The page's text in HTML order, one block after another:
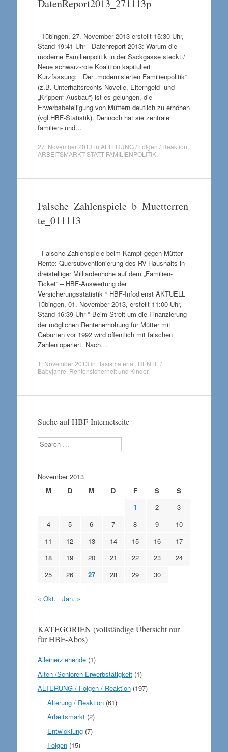
DatenReport2013_271113p
Tübingen, 27. November 2013 erstellt 15:30 Uhr,
Stand 19:41 Uhr Datenreport 2013: Warum die
moderne Familienpolitik in der Sackgasse steckt /
Neue schwarz-rote Koalition kapituliert
Kurzfassung: Der „modernisierten Familienpolitik“
(z.B. Unterhaltsrechts-Novelle, Elterngeld- und
„Krippen“-Ausbau“) ist es gelungen, die
Erwerbsbeteiligung von Müttern deutlich zu erhöhen
(vgl.HBF-Statistik). Dennoch hat sie zentrale
familien- und…
27. November 2013 in ALTERUNG / Folgen / Reaktion
ARBEITSMARKT STATT FAMILIENPOLITIK.
Falsche_Zahlenspiele_b_Muetterren
te_011113
Falsche Zahlenspiele beim Kampf gegen Mütter-
Rente: Quersubventionierung des RV-Haushalts in
dreistelliger Milliardenhöhe auf dem „Familien-
Ticket“ – HBF-Auswertung der
Versicherungsstatistik ° HBF-Infodienst AKTUELL
Tübingen, 01. November 2013, erstellt 11:00 Uhr,
Stand 16:39 Uhr ° Beim Streit um die Finanzierung
der möglichen Rentenerhöhung für Mütter mit
Geburten vor 1992 wird öffentlich mit falschen
Zahlen operiert. Nach…
1. November 2013 in Basismaterial RENTE /
Babyjahre Rentensicherheit und Kinder.
Suche auf HBF-Internetseite
Search
November 2013
M
D M D F S
S
1
2
3
4
5 6 7 8 9
10
11
12 13 14 15 16
17
18
19 20 21 22 23
24
25
26 27 28 29 30
« Okt. Jan. »
KATEGORIEN (vollständige Übersicht nur
für HBF-Abos)
Alleinerziehende(1)
Alten-/Senioren-Erwerbstätigkeit(1)
ALTERUNG / Folgen / Reaktion(197)
Alterung / Reaktion (61)
Arbeitsmarkt (2)
Entwicklung (7)
Folgen (15)